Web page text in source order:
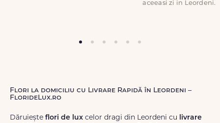
aceeasi zi in Leordeni.
Flori la domiciliu cu Livrare Rapidă în Leordeni –
FlorideLux.ro
Dăruiește flori de lux celor dragi din Leordeni cu livrare